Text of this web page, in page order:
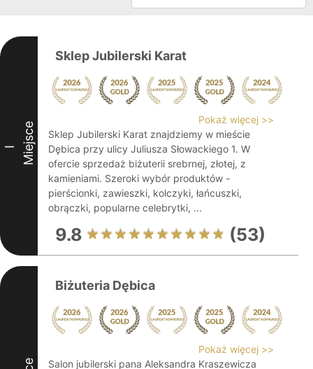
I Miejsce
Sklep Jubilerski Karat
Pokaż więcej >>
Sklep Jubilerski Karat znajdziemy w mieście
Dębica przy ulicy Juliusza Słowackiego 1. W
ofercie sprzedaż biżuterii srebrnej, złotej, z
kamieniami. Szeroki wybór produktów -
pierścionki, zawieszki, kolczyki, łańcuszki,
obrączki, popularne celebrytki, ...
9.8 (53)
Biżuteria Dębica
Pokaż więcej >>
Salon jubilerski pana Aleksandra Kraszewicza